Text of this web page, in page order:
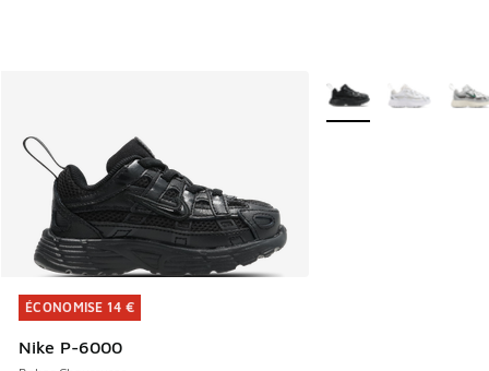
ÉCONOMISE 14 €
Nike P-6000
ÉCONOMISE 14 €
Plus de couleurs